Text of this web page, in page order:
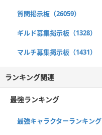
質問掲示板（26059）
ギルド募集掲示板（1328）
マルチ募集掲示板（1431）
ランキング関連
最強ランキング
最強キャラクターランキング